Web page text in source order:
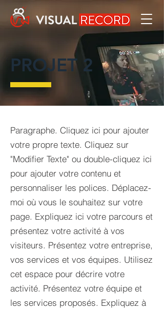
PROJET 2
Paragraphe. Cliquez ici pour ajouter
votre propre texte. Cliquez sur
"Modifier Texte" ou double-cliquez ici
pour ajouter votre contenu et
personnaliser les polices. Déplacez-
moi où vous le souhaitez sur votre
page. Expliquez ici votre parcours et
présentez votre activité à vos
visiteurs. Présentez votre entreprise,
vos services et vos équipes. Utilisez
cet espace pour décrire votre
activité. Présentez votre équipe et
les services proposés. Expliquez à